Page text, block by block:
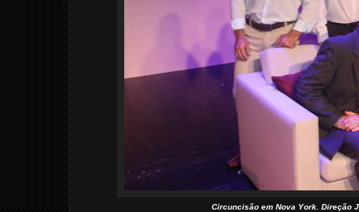
Circuncisão em Nova York. Direção